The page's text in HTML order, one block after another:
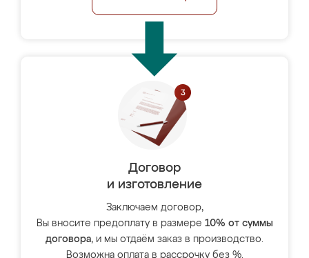
Договор
и изготовление
Заключаем договор,
Вы вносите предоплату в размере 10% от суммы
договора, и мы отдаём заказ в производство.
Возможна оплата в рассрочку без %.